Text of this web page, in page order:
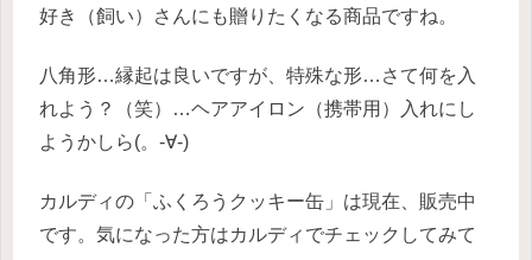
好き（飼い）さんにも贈りたくなる商品ですね。
八角形…縁起は良いですが、特殊な形…さて何を入
れよう？（笑）…ヘアアイロン（携帯用）入れにし
ようかしら(。-∀-)
カルディの「ふくろうクッキー缶」は現在、販売中
です。気になった方はカルディでチェックしてみて